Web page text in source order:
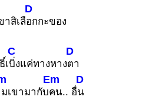
าสิเลื
D
อกกะของ
เ
C
บิ่งแค่ทางหาง
D
ตา
เขามากับ
Em
คน.. อื่
D
น